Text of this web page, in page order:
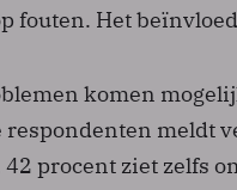
fouten. Het
komen
respondenten meldt
procent ziet zelfs